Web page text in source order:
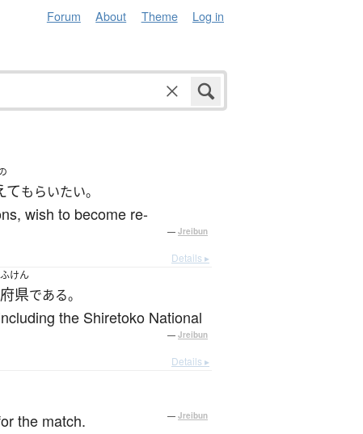
Forum About Theme Log in
てもらいたい。
wish to become re-
— Jreibun
Details ▸
けん
県である。
the Shiretoko National
— Jreibun
Details ▸
the match. — Jreibun